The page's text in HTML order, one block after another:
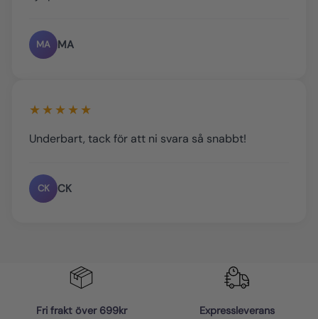
MA MA
★★★★★
Underbart, tack för att ni svara så snabbt!
CK CK
Fri frakt över 699kr Expressleverans